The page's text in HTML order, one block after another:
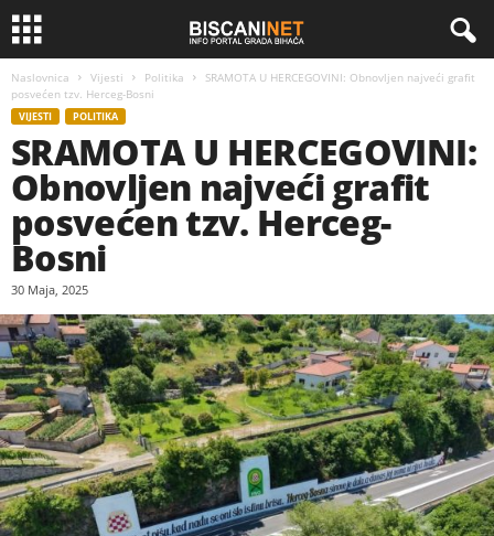
Naslovnica Vijesti Politika
SRAMOTA U HERCEGOVINI: Obnovljen najveći grafit
posvećen tzv. Herceg-Bosni
VIJESTI POLITIKA
SRAMOTA U HERCEGOVINI:
Obnovljen najveći grafit
posvećen tzv. Herceg-
Bosni
30 Maja, 2025